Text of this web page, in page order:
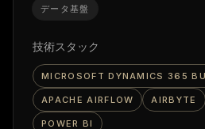
データ基盤
技術スタック
MICROSOFT DYNAMICS 365
APACHE AIRFLOW AIRBYTE
POWER BI